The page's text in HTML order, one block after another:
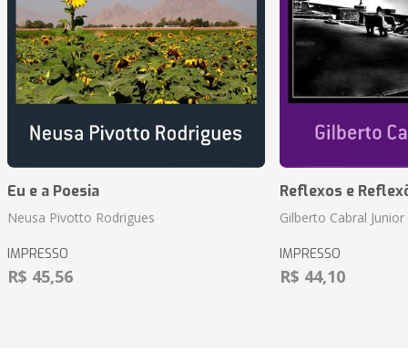
Eu e a Poesia
Neusa Pivotto Rodrigues
IMPRESSO
R$ 45,56
Reflexos e
Gilberto Cabral Junior
IMPRESSO
R$ 44,10